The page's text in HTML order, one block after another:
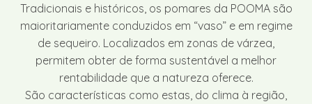
Tradicionais e históricos, os pomares da POOMA são
maioritariamente conduzidos em “vaso” e em regime
de sequeiro. Localizados em zonas de várzea,
permitem obter de forma sustentável a melhor
rentabilidade que a natureza oferece.
São características como estas, do clima à região,